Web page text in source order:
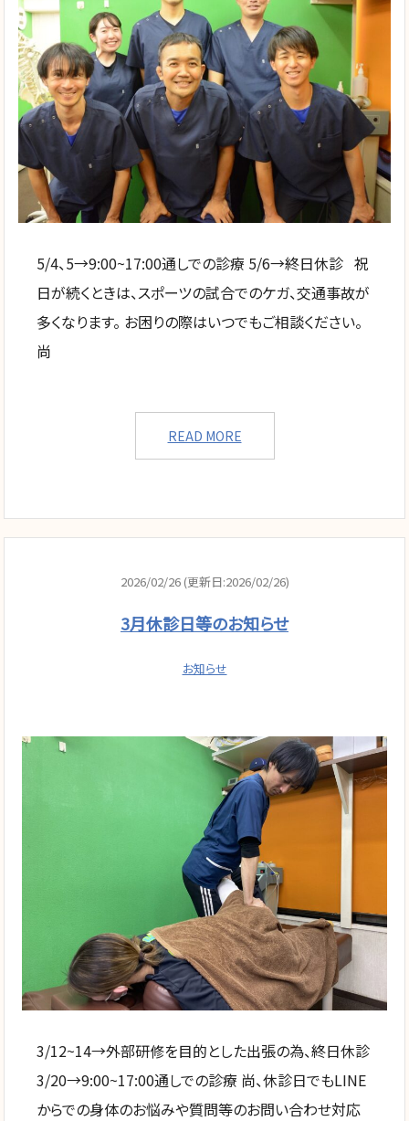
5/4、5→9:00~17:00通しでの診療 5/6→終日休診 祝
日が続くときは、スポーツの試合でのケガ、交通事故が
多くなります。 お困りの際はいつでもご相談ください。
尚
READ MORE
2026/02/26 (更新日:2026/02/26)
3月休診日等のお知らせ
お知らせ
3/12~14→外部研修を目的とした出張の為、終日休診
3/20→9:00~17:00通しでの診療 尚、休診日でもLINE
からでの身体のお悩みや質問等のお問い合わせ対応